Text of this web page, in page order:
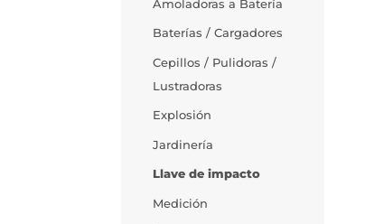
Amoladoras a Batería
Baterías / Cargadores
Cepillos / Pulidoras /
Lustradoras
Explosión
Jardinería
Llave de impacto
Medición